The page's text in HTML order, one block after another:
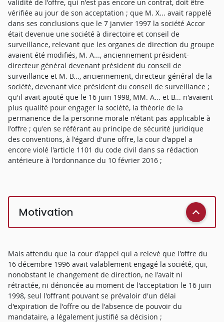
validité de l'offre, qui n'est pas encore un contrat, doit être
vérifiée au jour de son acceptation ; que M. X... avait rappelé
dans ses conclusions que le 7 janvier 1997 la société Accor
était devenue une société à directoire et conseil de
surveillance, relevant que les organes de direction du groupe
avaient été modifiés, M. A..., anciennement président-
directeur général devenant président du conseil de
surveillance et M. B..., anciennement, directeur général de la
société, devenant vice président du conseil de surveillance ;
qu'il avait ajouté que le 16 juin 1998, MM. A... et B... n'avaient
plus qualité pour engager la société, la théorie de la
permanence de la personne morale n'étant pas applicable à
l'offre ; qu'en se référant au principe de sécurité juridique
des conventions, à l'égard d'une offre, la cour d'appel a
encore violé l'article 1101 du code civil dans sa rédaction
antérieure à l'ordonnance du 10 février 2016 ;
Motivation
Mais attendu que la cour d'appel qui a relevé que l'offre du
16 décembre 1996 avait valablement engagé la société, qui,
nonobstant le changement de direction, ne l'avait ni
rétractée, ni dénoncée au moment de l'acceptation le 16 juin
1998, seul l'offrant pouvant se prévaloir d'un délai
d'expiration de l'offre ou de l'absence de pouvoir du
mandataire, a légalement justifié sa décision ;